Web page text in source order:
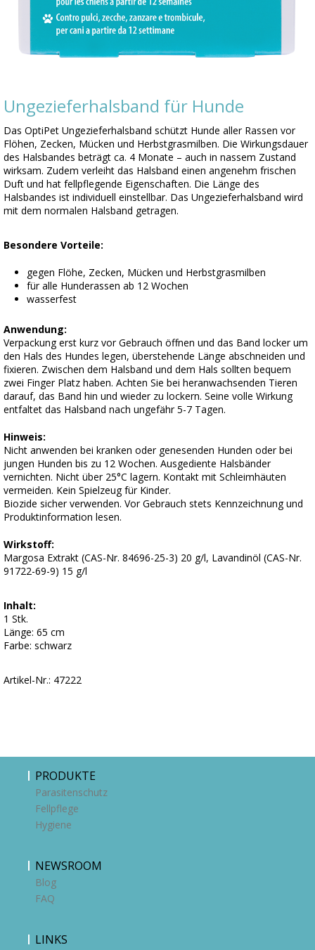
Ungezieferhalsband für Hunde
Das OptiPet Ungezieferhalsband schützt Hunde aller Rassen vor
Flöhen, Zecken, Mücken und Herbstgrasmilben. Die Wirkungsdauer
des Halsbandes beträgt ca. 4 Monate – auch in nassem Zustand
wirksam. Zudem verleiht das Halsband einen angenehm frischen
Duft und hat fellpflegende Eigenschaften. Die Länge des
Halsbandes ist individuell einstellbar. Das Ungezieferhalsband wird
mit dem normalen Halsband getragen.
Besondere Vorteile:
gegen Flöhe, Zecken, Mücken und Herbstgrasmilben
für alle Hunderassen ab 12 Wochen
wasserfest
Anwendung:
Verpackung erst kurz vor Gebrauch öffnen und das Band locker um
den Hals des Hundes legen, überstehende Länge abschneiden und
fixieren. Zwischen dem Halsband und dem Hals sollten bequem
zwei Finger Platz haben. Achten Sie bei heranwachsenden Tieren
darauf, das Band hin und wieder zu lockern. Seine volle Wirkung
entfaltet das Halsband nach ungefähr 5-7 Tagen.
Hinweis:
Nicht anwenden bei kranken oder genesenden Hunden oder bei
jungen Hunden bis zu 12 Wochen. Ausgediente Halsbänder
vernichten. Nicht über 25°C lagern. Kontakt mit Schleimhäuten
vermeiden. Kein Spielzeug für Kinder.
Biozide sicher verwenden. Vor Gebrauch stets Kennzeichnung und
Produktinformation lesen.
Wirkstoff:
Margosa Extrakt (CAS-Nr. 84696-25-3) 20 g/l, Lavandinöl (CAS-Nr.
91722-69-9) 15 g/l
Inhalt:
1 Stk.
Länge: 65 cm
Farbe: schwarz
Artikel-Nr.: 47222
PRODUKTE
Parasitenschutz
Fellpflege
Hygiene
NEWSROOM
Blog
FAQ
LINKS